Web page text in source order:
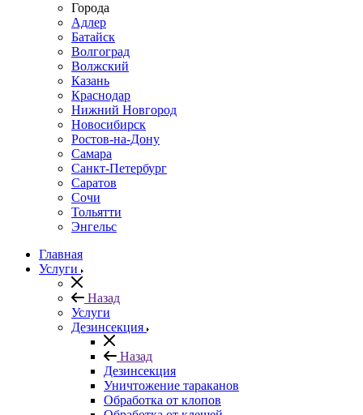
Города
Адлер
Батайск
Волгоград
Волжский
Казань
Краснодар
Нижний Новгород
Новосибирск
Ростов-на-Дону
Самара
Санкт-Петербург
Саратов
Сочи
Тольятти
Энгельс
Главная
Услуги
Назад
Услуги
Дезинсекция
Назад
Дезинсекция
Уничтожение тараканов
Обработка от клопов